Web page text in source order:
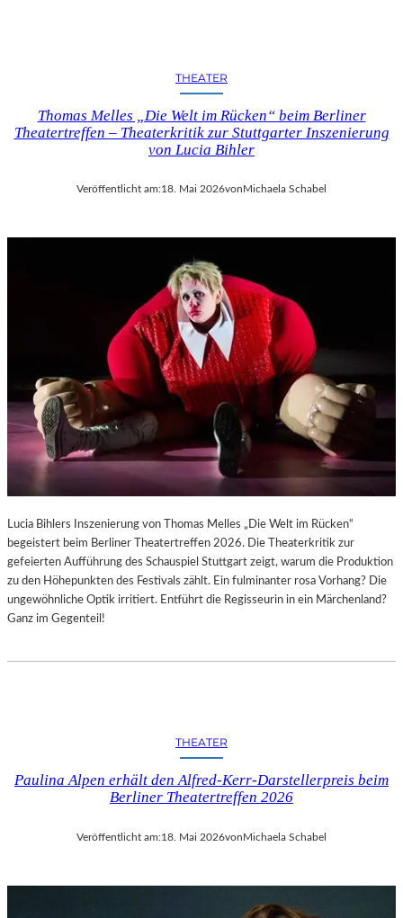
M
E
R
THEATER
Thomas Melles „Die Welt im Rücken“ beim Berliner
Theatertreffen – Theaterkritik zur Stuttgarter Inszenierung
von Lucia Bihler
Veröffentlicht am:18. Mai 2026vonMichaela Schabel
Lucia Bihlers Inszenierung von Thomas Melles „Die Welt im Rücken“
begeistert beim Berliner Theatertreffen 2026. Die Theaterkritik zur
gefeierten Aufführung des Schauspiel Stuttgart zeigt, warum die Produktion
zu den Höhepunkten des Festivals zählt. Ein fulminanter rosa Vorhang? Die
ungewöhnliche Optik irritiert. Entführt die Regisseurin in ein Märchenland?
Ganz im Gegenteil!
THEATER
Paulina Alpen erhält den Alfred-Kerr-Darstellerpreis beim
Berliner Theatertreffen 2026
Veröffentlicht am:18. Mai 2026vonMichaela Schabel